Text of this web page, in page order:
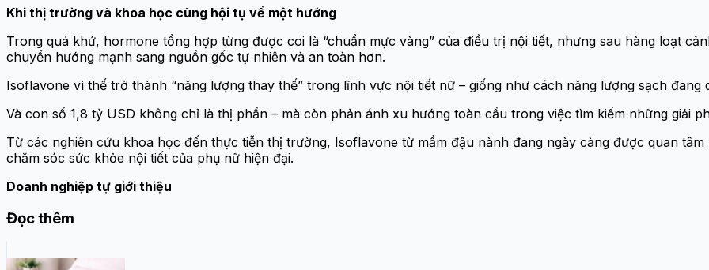
Khi thị trường và khoa học cùng hội tụ về một hướng
Trong quá khứ, hormone tổng hợp từng được coi là “chuẩn mực vàng” của điều trị nội tiết, nhưng sau hàng loạt
chuyển hướng mạnh sang nguồn gốc tự nhiên và an toàn hơn.
Isoflavone vì thế trở thành “năng lượng thay thế” trong lĩnh vực nội tiết nữ – giống như cách năng lượng sạch đang
Và con số 1,8 tỷ USD không chỉ là thị phần – mà còn phản ánh xu hướng toàn cầu trong việc tìm kiếm những giải
Từ các nghiên cứu khoa học đến thực tiễn thị trường, Isoflavone từ mầm đậu nành đang ngày càng được quan
chăm sóc sức khỏe nội tiết của phụ nữ hiện đại.
Doanh nghiệp tự giới thiệu
Đọc thêm